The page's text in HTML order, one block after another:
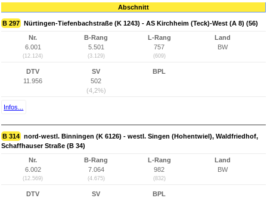
Abschnitt
B 297 Nürtingen-Tiefenbachstraße (K 1243) - AS Kirchheim (Teck)-West (A 8) (56)
Nr.
6.001
(12.124)
B-Rang
5.501
(3.129)
L-Rang
757
(609)
Land
BW
DTV
11.956
SV
502
(4,2%)
BPL
Infos...
B 314 nord-westl. Binningen (K 6126) - westl. Singen (Hohentwiel), Waldfriedhof,
Schaffhauser Straße (B 34)
Nr.
6.002
(12.569)
B-Rang
7.064
(4.675)
L-Rang
982
(832)
Land
BW
DTV
SV
BPL